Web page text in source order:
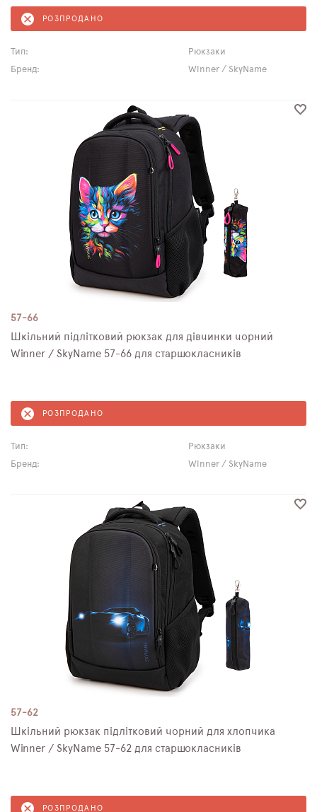
РОЗПРОДАНО
Тип:
Рюкзаки
Бренд:
Winner / SkyName
57-66
Шкільний підлітковий рюкзак для дівчинки чорний
Winner / SkyNamе 57-66 для старшокласників
РОЗПРОДАНО
Тип:
Рюкзаки
Бренд:
Winner / SkyName
57-62
Шкільний рюкзак підлітковий чорний для хлопчика
Winner / SkyName 57-62 для старшокласників
РОЗПРОДАНО